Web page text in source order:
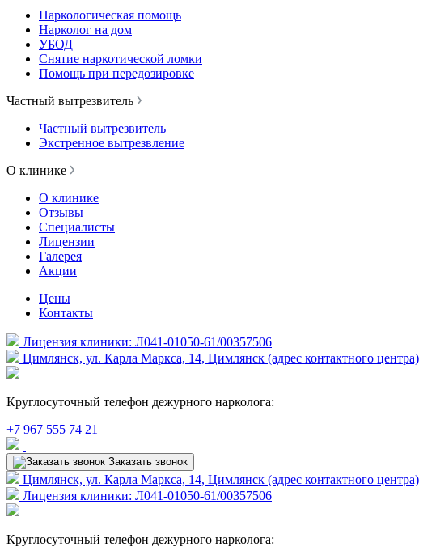
Наркологическая помощь
Нарколог на дом
УБОД
Снятие наркотической ломки
Помощь при передозировке
Частный вытрезвитель
Частный вытрезвитель
Экстренное вытрезвление
О клинике
О клинике
Отзывы
Специалисты
Лицензии
Галерея
Акции
Цены
Контакты
Лицензия клиники: Л041-01050-61/00357506
Цимлянск, ул. Карла Маркса, 14, Цимлянск (адрес контактного центра)
Круглосуточный телефон дежурного нарколога:
+7 967 555 74 21
Заказать звонок
Цимлянск, ул. Карла Маркса, 14, Цимлянск (адрес контактного центра)
Лицензия клиники: Л041-01050-61/00357506
Круглосуточный телефон дежурного нарколога: